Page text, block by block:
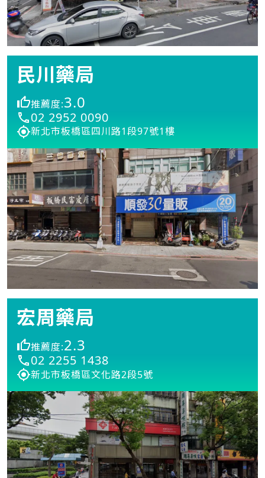
民川藥局
推薦度:3.0
02 2952 0090
新北市板橋區四川路1段97號1樓
宏周藥局
推薦度:2.3
02 2255 1438
新北市板橋區文化路2段5號